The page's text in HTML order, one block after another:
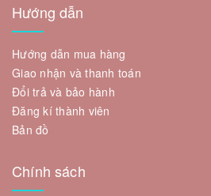
Hướng dẫn
Hướng dẫn mua hàng
Giao nhận và thanh toán
Đổi trả và bảo hành
Đăng kí thành viên
Bản đồ
Chính sách